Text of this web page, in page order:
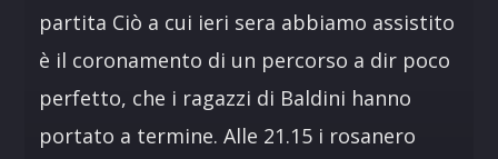
partita Ciò a cui ieri sera abbiamo assistito
è il coronamento di un percorso a dir poco
perfetto, che i ragazzi di Baldini hanno
portato a termine. Alle 21.15 i rosanero